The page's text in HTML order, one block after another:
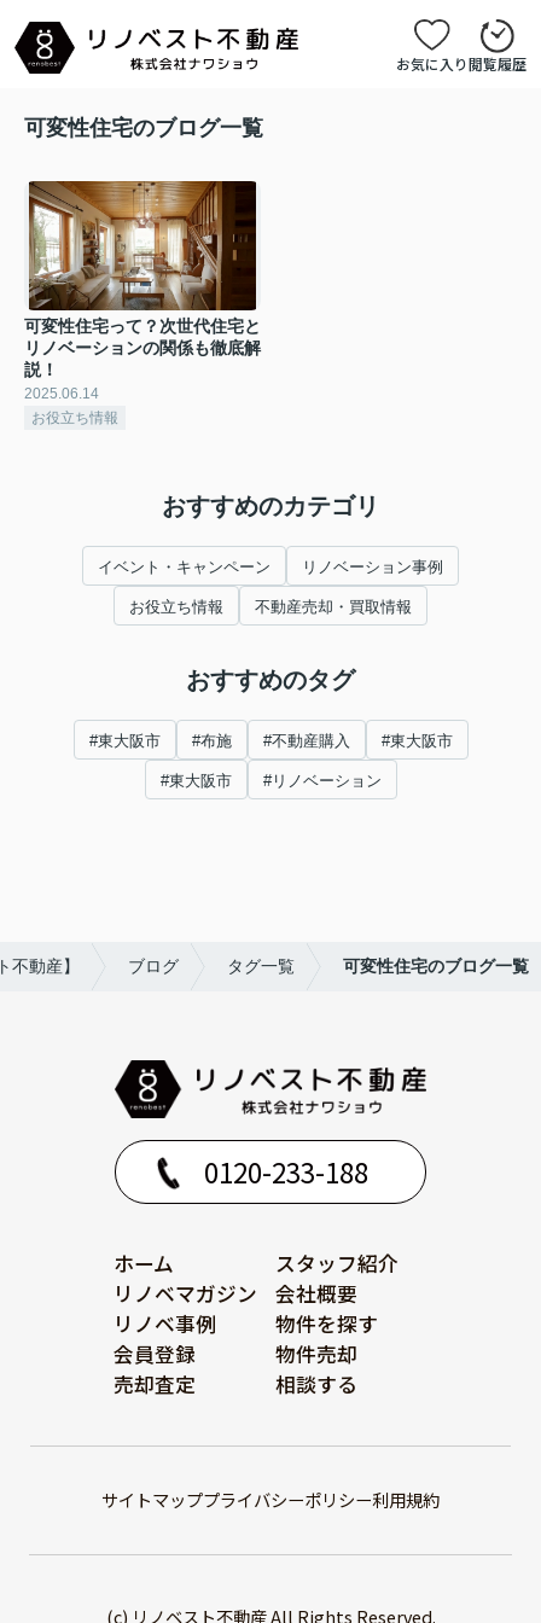
お気に入り閲覧履歴
可変性住宅のブログ一覧
可変性住宅って？次世代住宅と
リノベーションの関係も徹底解
説！
2025.06.14
お役立ち情報
おすすめのカテゴリ
イベント・キャンペーン リノベーション事例
お役立ち情報 不動産売却・買取情報
おすすめのタグ
#東大阪市 #布施 #不動産購入 #東大阪市
#東大阪市 #リノベーション
動産】 ブログ タグ一覧 可変性住宅のブログ一覧
0120-233-188
ホーム
スタッフ紹介
リノベマガジン
会社概要
リノベ事例
物件を探す
会員登録
物件売却
売却査定
相談する
サイトマッププライバシーポリシー利用規約
(c) リノベスト不動産 All Rights Reserved.